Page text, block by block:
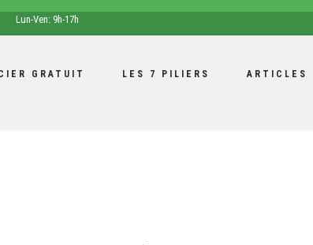
opening
hours
Lun-Ven: 9h-17h
GRATUIT LES 7 PILIERS ARTICLES